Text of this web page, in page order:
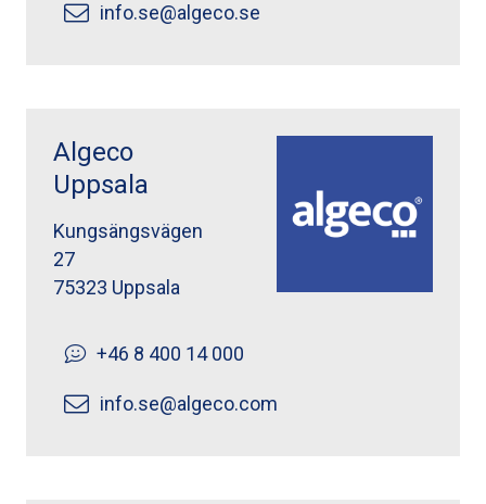
info.se@algeco.se
Algeco
Uppsala
Kungsängsvägen
27
75323 Uppsala
+46 8 400 14 000
info.se@algeco.com